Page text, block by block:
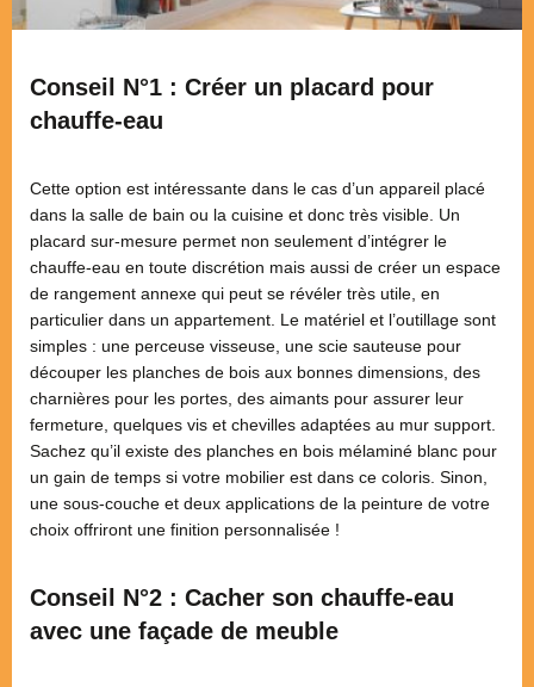
Conseil N°1 : Créer un placard pour
chauffe-eau
Cette option est intéressante dans le cas d’un appareil placé
dans la salle de bain ou la cuisine et donc très visible. Un
placard sur-mesure permet non seulement d’intégrer le
chauffe-eau en toute discrétion mais aussi de créer un espace
de rangement annexe qui peut se révéler très utile, en
particulier dans un appartement. Le matériel et l’outillage sont
simples : une perceuse visseuse, une scie sauteuse pour
découper les planches de bois aux bonnes dimensions, des
charnières pour les portes, des aimants pour assurer leur
fermeture, quelques vis et chevilles adaptées au mur support.
Sachez qu’il existe des planches en bois mélaminé blanc pour
un gain de temps si votre mobilier est dans ce coloris. Sinon,
une sous-couche et deux applications de la peinture de votre
choix offriront une finition personnalisée !
Conseil N°2 : Cacher son chauffe-eau
avec une façade de meuble